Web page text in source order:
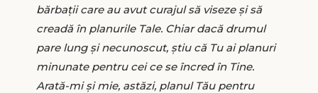
bărbații care au avut curajul să viseze și să
creadă în planurile Tale. Chiar dacă drumul
pare lung și necunoscut, știu că Tu ai planuri
minunate pentru cei ce se încred în Tine.
Arată-mi și mie, astăzi, planul Tău pentru